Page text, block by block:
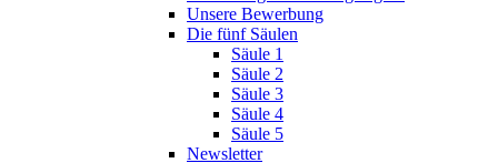
Unsere Bewerbung
Die fünf Säulen
Säule 1
Säule 2
Säule 3
Säule 4
Säule 5
Newsletter